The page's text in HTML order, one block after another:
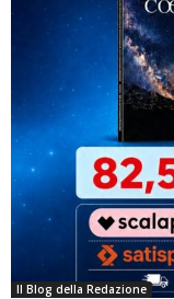
Il Blog della Redazione